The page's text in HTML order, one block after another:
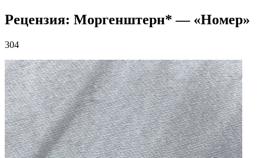
Рецензия: Моргенштерн* — «Номер»
304